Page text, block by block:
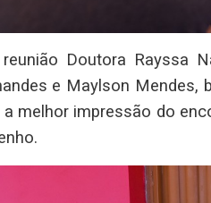
Doutora Rayssa
e Maylson
melhor impressão do